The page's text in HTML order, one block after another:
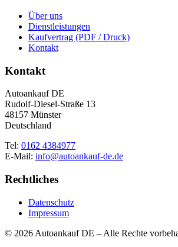
Über uns
Dienstleistungen
Kaufvertrag (PDF / Druck)
Kontakt
Kontakt
Autoankauf DE
Rudolf-Diesel-Straße 13
48157 Münster
Deutschland
Tel: 0162 4384977
E-Mail: info@autoankauf-de.de
Rechtliches
Datenschutz
Impressum
© 2026 Autoankauf DE – Alle Rechte